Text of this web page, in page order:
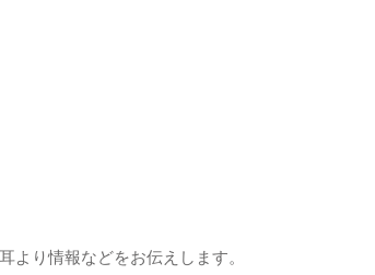
より情報などをお伝えします。